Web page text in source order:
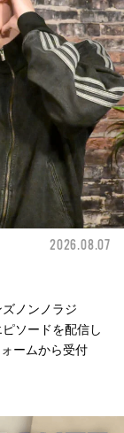
2026.08.07
ノンノラジ
ソードを配信し
ームから受付